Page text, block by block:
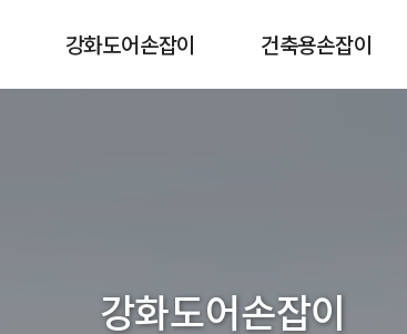
강화도어손잡이 건축용손잡이
강화도어손잡이